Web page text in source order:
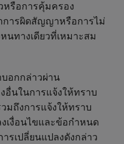
หรือการคุ้มครอง
การผิดสัญญาหรือการไม่
นทางเดียวที่เหมาะสม
บอกกล่าวผ่าน
อื่นในการแจ้งให้ทราบ
มถึงการแจ้งให้ทราบ
งเงื่อนไขและข้อกำหนด
รเปลี่ยนแปลงดังกล่าว